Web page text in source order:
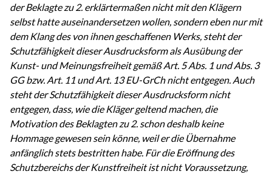
der Beklagte zu 2. erklärtermaßen nicht mit den Klägern
selbst hatte auseinandersetzen wollen, sondern eben nur mit
dem Klang des von ihnen geschaffenen Werks, steht der
Schutzfähigkeit dieser Ausdrucksform als Ausübung der
Kunst- und Meinungsfreiheit gemäß Art. 5 Abs. 1 und Abs. 3
GG bzw. Art. 11 und Art. 13 EU-GrCh nicht entgegen. Auch
steht der Schutzfähigkeit dieser Ausdrucksform nicht
entgegen, dass, wie die Kläger geltend machen, die
Motivation des Beklagten zu 2. schon deshalb keine
Hommage gewesen sein könne, weil er die Übernahme
anfänglich stets bestritten habe. Für die Eröffnung des
Schutzbereichs der Kunstfreiheit ist nicht Voraussetzung,